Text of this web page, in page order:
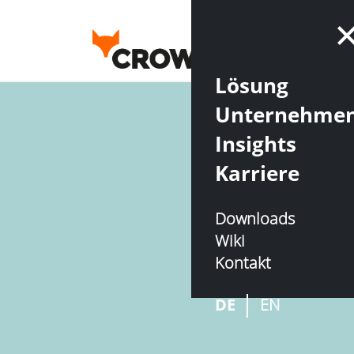
Lösung
Insights
Karriere
Downloads
Wiki
Kontakt
DE
EN